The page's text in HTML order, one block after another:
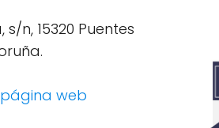
n, 15320 Puentes
web